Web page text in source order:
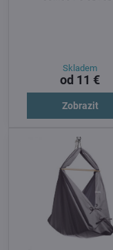
Skladem
od 11 €
Zobrazit